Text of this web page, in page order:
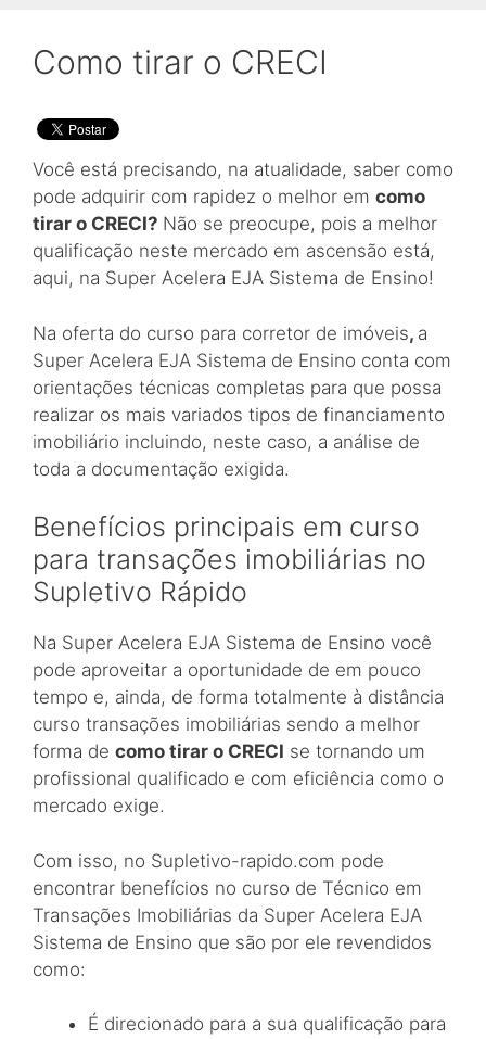
Como tirar o CRECI
Você está precisando, na atualidade, saber como
pode adquirir com rapidez o melhor em como
tirar o CRECI? Não se preocupe, pois a melhor
qualificação neste mercado em ascensão está,
aqui, na Super Acelera EJA Sistema de Ensino!
Na oferta do curso para corretor de imóveis, a
Super Acelera EJA Sistema de Ensino conta com
orientações técnicas completas para que possa
realizar os mais variados tipos de financiamento
imobiliário incluindo, neste caso, a análise de
toda a documentação exigida.
Benefícios principais em curso
para transações imobiliárias no
Supletivo Rápido
Na Super Acelera EJA Sistema de Ensino você
pode aproveitar a oportunidade de em pouco
tempo e, ainda, de forma totalmente à distância
curso transações imobiliárias sendo a melhor
forma de como tirar o CRECI se tornando um
profissional qualificado e com eficiência como o
mercado exige.
Com isso, no Supletivo-rapido.com pode
encontrar benefícios no curso de Técnico em
Transações Imobiliárias da Super Acelera EJA
Sistema de Ensino que são por ele revendidos
como:
É direcionado para a sua qualificação para